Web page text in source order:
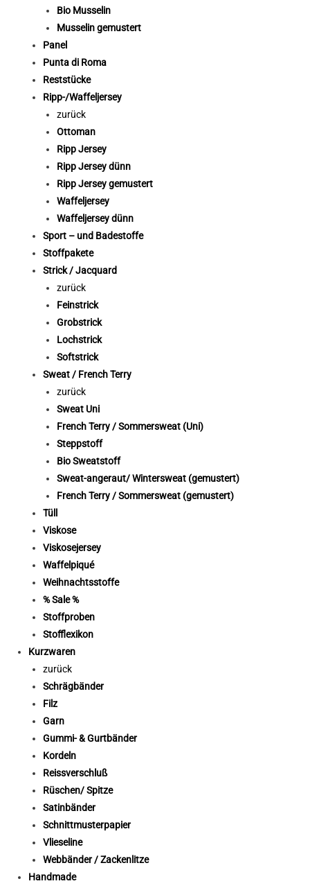
Bio Musselin
Musselin gemustert
Panel
Punta di Roma
Reststücke
Ripp-/Waffeljersey
zurück
Ottoman
Ripp Jersey
Ripp Jersey dünn
Ripp Jersey gemustert
Waffeljersey
Waffeljersey dünn
Sport – und Badestoffe
Stoffpakete
Strick / Jacquard
zurück
Feinstrick
Grobstrick
Lochstrick
Softstrick
Sweat / French Terry
zurück
Sweat Uni
French Terry / Sommersweat (Uni)
Steppstoff
Bio Sweatstoff
Sweat-angeraut/ Wintersweat (gemustert)
French Terry / Sommersweat (gemustert)
Tüll
Viskose
Viskosejersey
Waffelpiqué
Weihnachtsstoffe
% Sale %
Stoffproben
Stofflexikon
Kurzwaren
zurück
Schrägbänder
Filz
Garn
Gummi- & Gurtbänder
Kordeln
Reissverschluß
Rüschen/ Spitze
Satinbänder
Schnittmusterpapier
Vlieseline
Webbänder / Zackenlitze
Handmade